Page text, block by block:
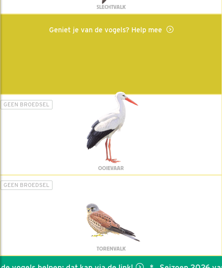
SLECHTVALK
Geniet je van de vogels? Help mee
GEEN BROEDSEL
OOIEVAAR
GEEN BROEDSEL
TORENVALK